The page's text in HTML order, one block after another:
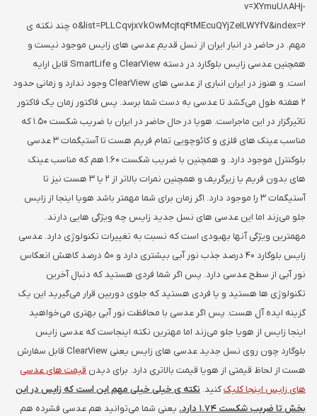
v=XYmuU8AHj-
o&list=PLLCqvjx7kOwMcjtq4tMEcuQYjZeILWYfV&index=2 چند نکته ی
مهم. در حاضر در انبار ایران از نسل قدیم عدسی های زایس موجود نیست و
همچنین عدسی زایس بلوگارد در دسته ClearView و SmartLife قابل ارایه
است. و هنوز در ایران انباری از عدسی های ClearView وجود ندارد و زمانی حدود
2 هفته طول می‌کشد تا عدسی به دست شما برسد. پس فاکتور زمان یک فاکتور
تاثیرگزار در این ماجراست. هویا در حال حاضر در ایران با ضریب شکست 1.50 که
مناسب عینک های فلزی و کائوچویی تمام فریم هست تا آستیگمات 3 عدسی
بلوکنترل موجود دارد. و همچنین با ضریب شکست 1.60 هم که مناسب عینک
های بدون فریم یا زیرگریف و همچنین نمرات بالاتر از 2 یا 3 هست نیز تا
آستیگمات 3 را موجود دارد. اگر زمان برای شما مهمتر باشد هویا اینجا از زایس
جلو می‌زند اما این عدسی های نسل جدید زایس چه ویژگی هایی دارند.
مهمترین ویژگی آنها بهبودی است که نسبت به تغییرات تکنولوژی دارد. عدسی
زایس بلوگارد 40 درصد جذب نور آبی بیشتری دارد و 50 درصد کاهش انعکاس
نور آبی از سطح عدسی دارد. پس اگر شما فردی هستید که دنبال آخرین
تکنولوژی ها هستید و یا فردی هستید که جلوی دوربین قرار می‌گیرید این یک
گزینه ایده آل هست. پس اگر عدسی با محافظت نور آبی بهتری می‌خواهید
اینجا زایس از هویا جلو می‌زند اما مهترین نکته اینجاست که عدسی زایس
بلوگارد چون روی نسل جدید عدسی های زایس یعنی ClearView قابل سفارش
هست از لحاظ قیمتی از هویا قیمت بالاتری دارد. برای دیدن قیمت های عدسی
های زایس اینجا کلیککنید. نکته ی خیلی خیلی مهم این است که زایس در این
بخش تا ضریب شکست 1.74 دارد.
یعنی شما می‌توانید هم عدسی فشرده هم